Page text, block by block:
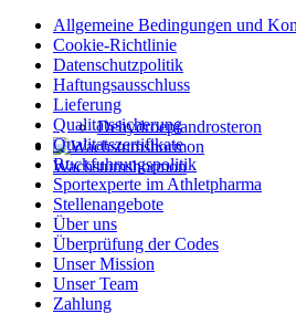
Dehydroepiandrosteron
Wachstumshormon
Allgemeine Bedingungen und
Cookie-Richtlinie
Datenschutzpolitik
Haftungsausschluss
Lieferung
Qualitatssicherung
Qualitatszertifikate
Ruckfuhrungspolitik
Sportexperte im Athletpharma
Stellenangebote
Über uns
Überprüfung der Codes
Unser Mission
Unser Team
Zahlung